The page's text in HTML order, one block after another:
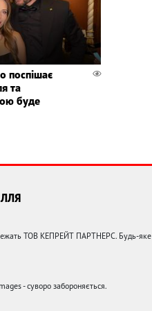
поспішає
та
буде
ТОВ КЕПРЕЙТ ПАРТНЕРС. Будь-яке
- суворо забороняється.